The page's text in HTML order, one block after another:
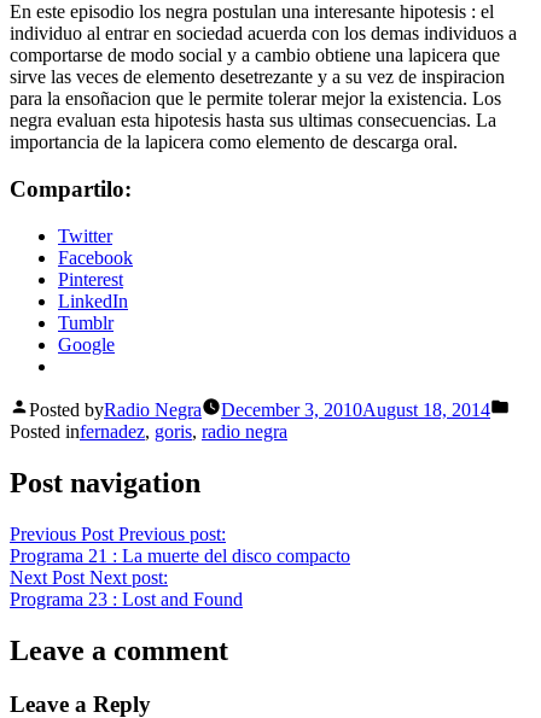
En este episodio los negra postulan una interesante hipotesis : el
individuo al entrar en sociedad acuerda con los demas individuos a
comportarse de modo social y a cambio obtiene una lapicera que
sirve las veces de elemento desetrezante y a su vez de inspiracion
para la ensoñacion que le permite tolerar mejor la existencia. Los
negra evaluan esta hipotesis hasta sus ultimas consecuencias. La
importancia de la lapicera como elemento de descarga oral.
Compartilo:
Twitter
Facebook
Pinterest
LinkedIn
Tumblr
Google
Posted byRadio Negra December 3, 2010August 18, 2014
Posted infernadez, goris, radio negra
Post navigation
Previous Post Previous post:
Programa 21 : La muerte del disco compacto
Next Post Next post:
Programa 23 : Lost and Found
Leave a comment
Leave a Reply